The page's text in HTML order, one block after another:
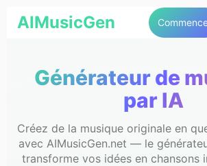
AIMusicGen
Générateur de
par IA
Créez de la musique originale en
avec AIMusicGen.net — le
transforme vos idées en chansons